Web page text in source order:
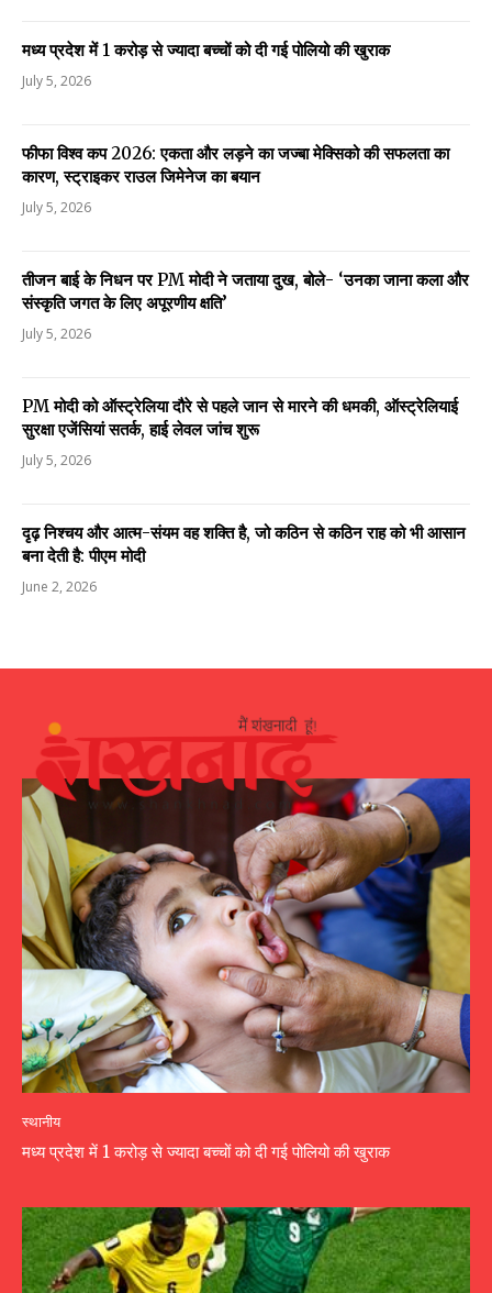
मध्य प्रदेश में 1 करोड़ से ज्यादा बच्चों को दी गई पोलियो की खुराक
July 5, 2026
फीफा विश्व कप 2026: एकता और लड़ने का जज्बा मेक्सिको की सफलता का
कारण, स्ट्राइकर राउल जिमेनेज का बयान
July 5, 2026
तीजन बाई के निधन पर PM मोदी ने जताया दुख, बोले- ‘उनका जाना कला और
संस्कृति जगत के लिए अपूरणीय क्षति’
July 5, 2026
PM मोदी को ऑस्ट्रेलिया दौरे से पहले जान से मारने की धमकी, ऑस्ट्रेलियाई
सुरक्षा एजेंसियां सतर्क, हाई लेवल जांच शुरू
July 5, 2026
दृढ़ निश्चय और आत्म-संयम वह शक्ति है, जो कठिन से कठिन राह को भी आसान
बना देती है: पीएम मोदी
June 2, 2026
स्थानीय
मध्य प्रदेश में 1 करोड़ से ज्यादा बच्चों को दी गई पोलियो की खुराक